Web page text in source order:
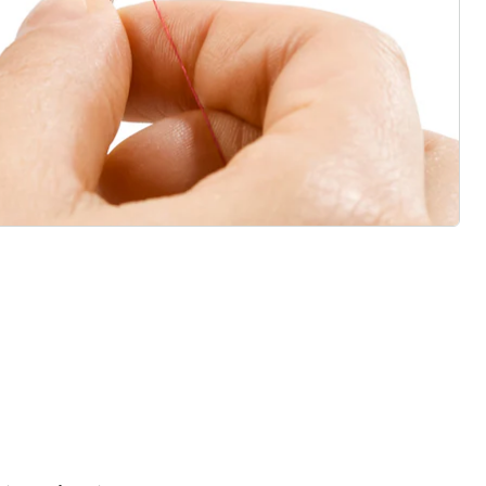
voor
& Comfort”
Gratis kopen op rekening
Gratis retour
Geen minimaal bestelbedrag